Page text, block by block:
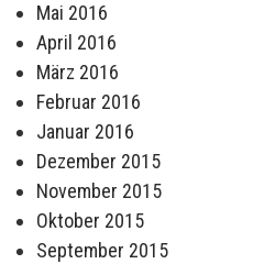
Mai 2016
April 2016
März 2016
Februar 2016
Januar 2016
Dezember 2015
November 2015
Oktober 2015
September 2015